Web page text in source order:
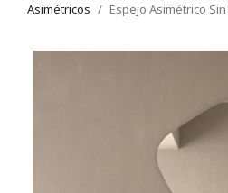
Asimétricos
Espejo Asimétrico